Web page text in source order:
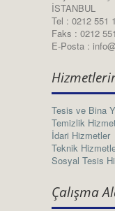
İSTANBUL
Tel : 0212 551
Faks : 0212
E-Posta :
Tesis ve Bina
Temizlik
İdari Hizmetler
Teknik
Sosyal Tesis
Çalışma